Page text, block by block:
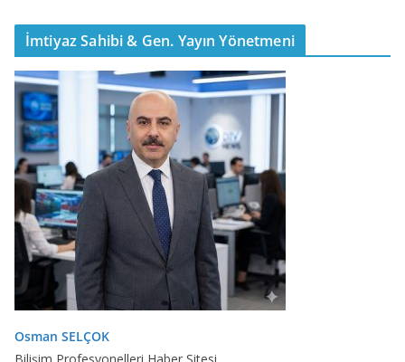
İmtiyaz Sahibi & Gen. Yayın Yönetmeni
Osman SELÇOK